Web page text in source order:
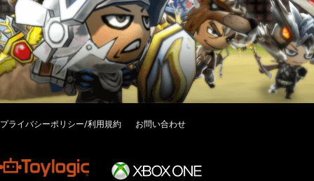
プライバシーポリシー/利用規約 お問い合わせ